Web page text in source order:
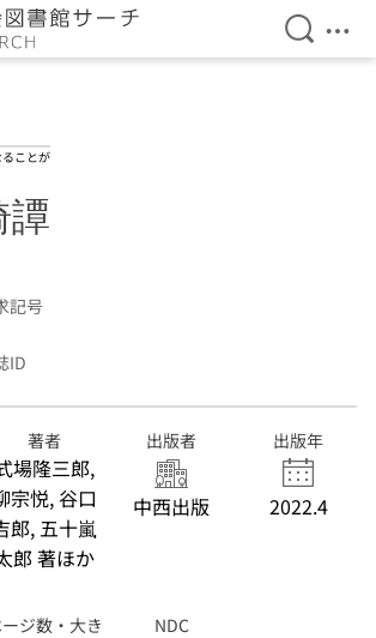
検索を
メ
ことが
譚
記号
ID
著者
場隆三郎,
宗悦, 谷口
郎, 五十嵐
郎 著ほか
出版者
中西出版
出版年
2022.4
ジ数・大き
NDC